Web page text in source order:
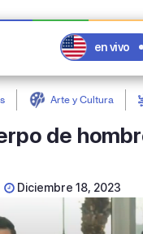
en vivo
Arte y Cultura
de
Diciembre 18, 2023